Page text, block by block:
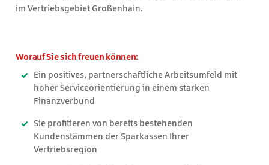
im Vertriebsgebiet Großenhain.
Worauf Sie sich freuen können:
Ein positives, partnerschaftliche Arbeitsumfeld mit
hoher Serviceorientierung in einem starken
Finanzverbund
Sie profitieren von bereits bestehenden
Kundenstämmen der Sparkassen Ihrer
Vertriebsregion